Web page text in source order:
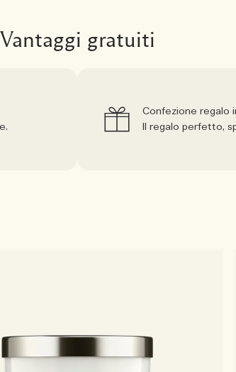
Vantaggi gratuiti
Confezione regalo
Il regalo perfetto,